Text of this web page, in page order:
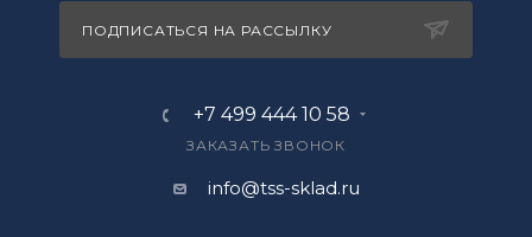
ПОДПИСАТЬСЯ НА РАССЫЛКУ
+7 499 444 10 58
ЗАКАЗАТЬ ЗВОНОК
info@tss-sklad.ru